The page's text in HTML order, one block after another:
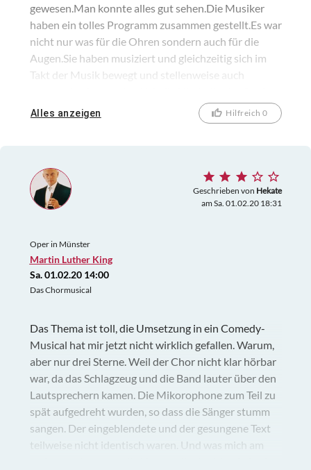
gewesen.Man konnte alles gut sehen.Die Musiker
haben ein tolles Programm zusammen gestellt.Es war
nicht nur was für die Ohren sondern auch für die
Augen.Sie haben musiziert und gleichzeitig sich im
Takt der Musik bewegt und stellenweise auch
Aufführung habe ich noch nie gesehen.Sie kamen auf
Hollandrädern haben musiziert darauf und hatten
ich so noch nie gesehen habe.Die Musik war keine
typische Blasmusik sondern moderne Rock und
Popmusik gemischt mit einigen traditionellen
mit Stöcken traditionell des Landes sowie auch einer
Gesangseinlage.Alles in allem eine rundum
gelungene Show die es sich lohnt zu besuchen.Es ist
eine Reise wert.
Alles anzeigen Hilfreich 0
Geschrieben von Hekate
am Sa. 01.02.20 18:31
Oper in Münster
Martin Luther King
Sa. 01.02.20 14:00
Das Chormusical
Das Thema ist toll, die Umsetzung in ein Comedy-
Musical hat mir jetzt nicht wirklich gefallen. Warum,
aber nur drei Sterne. Weil der Chor nicht klar hörbar
war, da das Schlagzeug und die Band lauter über den
Lautsprechern kamen. Die Mikorophone zum Teil zu
spät aufgedreht wurden, so dass die Sänger stumm
sangen. Der eingeblendete und der gesungene Text
teilweise nicht identisch waren. Und was mich am